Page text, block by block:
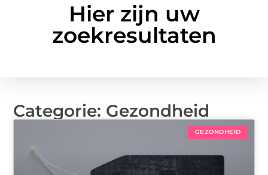
Hier zijn uw
zoekresultaten
Categorie: Gezondheid
GEZONDHEID